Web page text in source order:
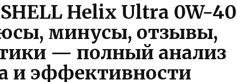
Helix Ultra 0W-40
минусы, отзывы,
— полный анализ
и эффективности